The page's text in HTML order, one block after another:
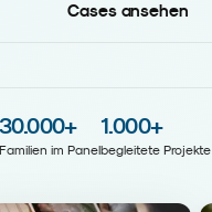
Cases ansehen
30.000+
Familien im Panel
1.000+
begleitete Projekte